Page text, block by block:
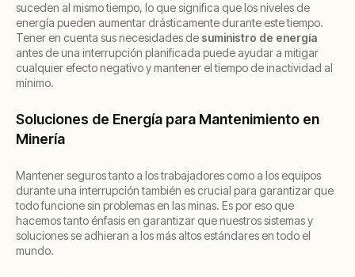
suceden al mismo tiempo, lo que significa que los niveles de
energía pueden aumentar drásticamente durante este tiempo.
Tener en cuenta sus necesidades de suministro de energía
antes de una interrupción planificada puede ayudar a mitigar
cualquier efecto negativo y mantener el tiempo de inactividad al
mínimo.
Soluciones de Energía para Mantenimiento en
Minería
Mantener seguros tanto a los trabajadores como a los equipos
durante una interrupción también es crucial para garantizar que
todo funcione sin problemas en las minas. Es por eso que
hacemos tanto énfasis en garantizar que nuestros sistemas y
soluciones se adhieran a los más altos estándares en todo el
mundo.